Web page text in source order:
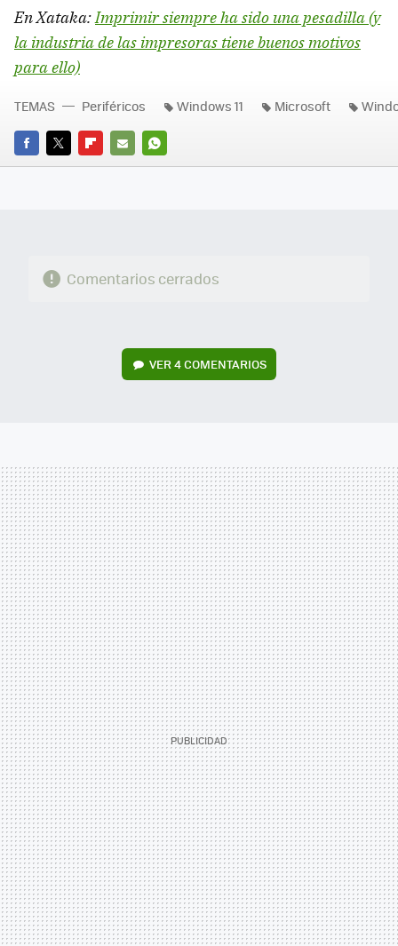
En Xataka:Imprimir siempre ha sido una pesadilla (y
la industria de las impresoras tiene buenos motivos
para ello)
FACEBOOK
TWITTERFLIPBOARD
E-
WHATSAPP
TEMAS Periféricos Windows 11 Microsoft
Comentarios cerrados
VER4 COMENTARIOS